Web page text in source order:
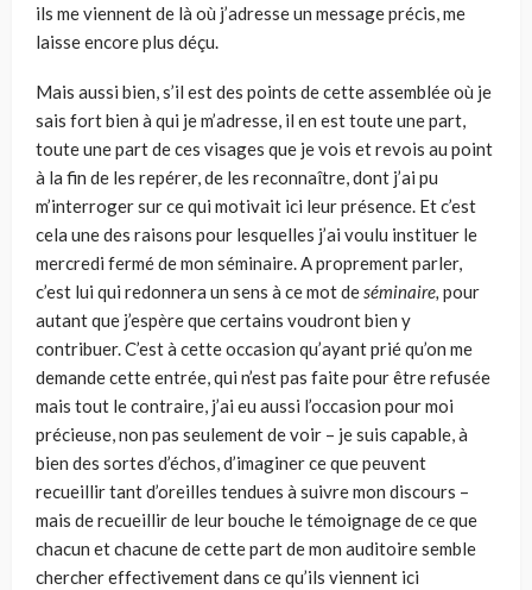
ils me viennent de là où j’adresse un message précis, me
laisse encore plus déçu.
Mais aussi bien, s’il est des points de cette assemblée où je
sais fort bien à qui je m’adresse, il en est toute une part,
toute une part de ces visages que je vois et revois au point
à la fin de les repérer, de les reconnaître, dont j’ai pu
m’interro­ger sur ce qui motivait ici leur présence. Et c’est
cela une des raisons pour les­quelles j’ai voulu instituer le
mercredi fermé de mon séminaire. A proprement parler,
c’est lui qui redonnera un sens à ce mot deséminaire, pour
autant que j’espère que certains voudront bien y
contribuer. C’est à cette occasion qu’ayant prié qu’on me
demande cette entrée, qui n’est pas faite pour être refu­sée
mais tout le contraire, j’ai eu aussi l’occasion pour moi
précieuse, non pas seulement de voir – je suis capable, à
bien des sortes d’échos, d’imaginer ce que peuvent
recueillir tant d’oreilles tendues à suivre mon discours –
mais de recueillir de leur bouche le témoignage de ce que
chacun et chacune de cette part de mon auditoire semble
chercher effectivement dans ce qu’ils viennent ici